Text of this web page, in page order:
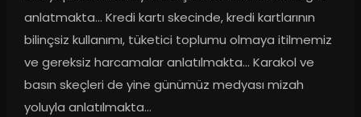
anlatmakta... Kredi kartı skecinde, kredi kartlarının
bilinçsiz kullanımı, tüketici toplumu olmaya itilmemiz
ve gereksiz harcamalar anlatılmakta... Karakol ve
basın skeçleri de yine günümüz medyası mizah
yoluyla anlatılmakta...